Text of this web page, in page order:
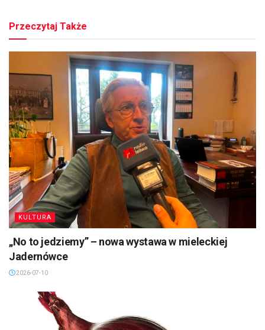
Przeczytaj Także
KULTURA
„No to jedziemy” – nowa wystawa w mieleckiej
Jadernówce
2026-07-10